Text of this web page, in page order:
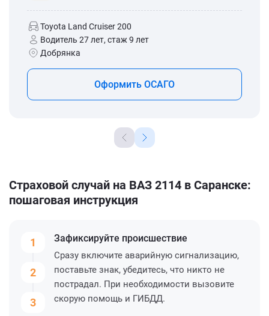
Toyota Land Cruiser 200
Водитель 27 лет, стаж 9 лет
Добрянка
Оформить ОСАГО
Страховой случай на ВАЗ 2114 в Саранске:
пошаговая инструкция
1
2
3
Зафиксируйте происшествие
Сразу включите аварийную сигнализацию,
поставьте знак, убедитесь, что никто не
пострадал. При необходимости вызовите
скорую помощь и ГИБДД.